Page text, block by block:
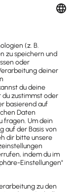
mit
für eine
wurde die
deutlich
sollte hier